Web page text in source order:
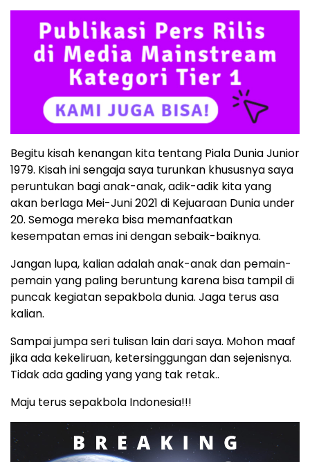
Begitu kisah kenangan kita tentang Piala Dunia Junior
1979. Kisah ini sengaja saya turunkan khususnya saya
peruntukan bagi anak-anak, adik-adik kita yang
akan berlaga Mei-Juni 2021 di Kejuaraan Dunia under
20. Semoga mereka bisa memanfaatkan
kesempatan emas ini dengan sebaik-baiknya.
Jangan lupa, kalian adalah anak-anak dan pemain-
pemain yang paling beruntung karena bisa tampil di
puncak kegiatan sepakbola dunia. Jaga terus asa
kalian.
Sampai jumpa seri tulisan lain dari saya. Mohon maaf
jika ada kekeliruan, ketersinggungan dan sejenisnya.
Tidak ada gading yang yang tak retak..
Maju terus sepakbola Indonesia!!!